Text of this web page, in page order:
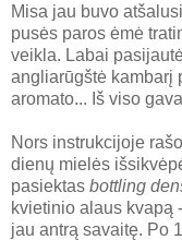
Misa jau buvo
pusės paros ėmė
veikla. Labai
angliarūgštė kambarį
aromato... Iš viso
Nors instrukcijoje
dienų mielės
pasiektas bottling
kvietinio alaus kvapą
jau antrą savaitę. Po